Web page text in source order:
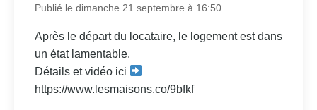
Publié le dimanche 21 septembre à 16:50
Après le départ du locataire, le logement est dans
un état lamentable.
Détails et vidéo ici
https://www.lesmaisons.co/9bfkf